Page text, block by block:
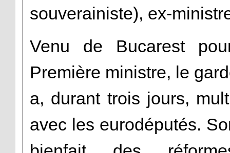
souverainiste), ex-
Venu de Bucarest
Première ministre, le
a, durant trois jours,
avec les eurodéputés.